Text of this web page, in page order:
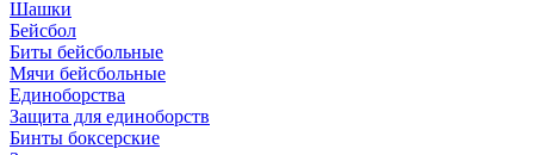
Шашки
Бейсбол
Биты бейсбольные
Мячи бейсбольные
Единоборства
Защита для единоборств
Бинты боксерские